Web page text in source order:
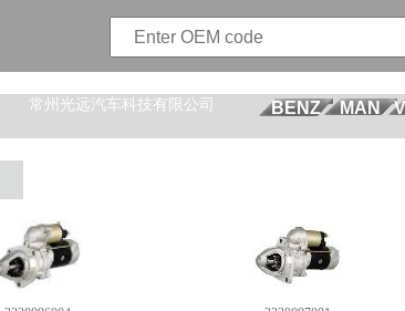
常州光远汽车科技有限公司 BENZ MAN